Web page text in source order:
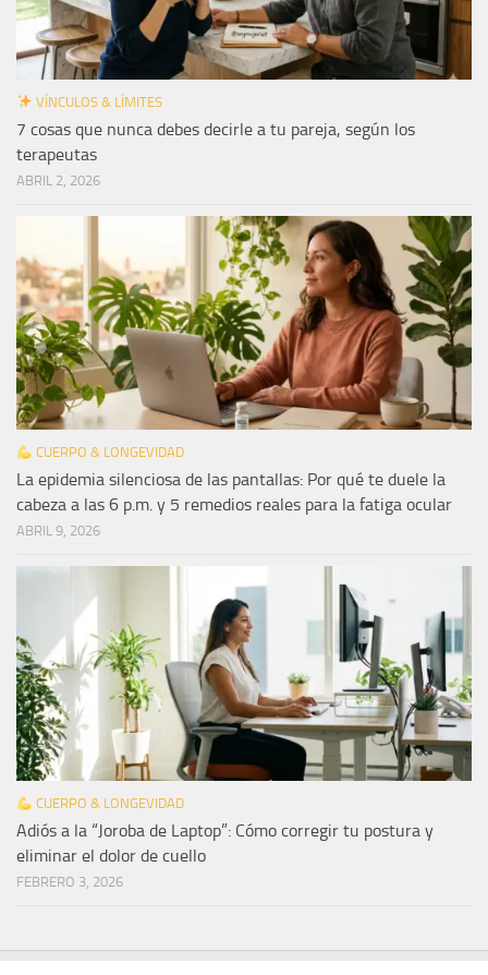
VÍNCULOS & LÍMITES
7 cosas que nunca debes decirle a tu pareja, según los
terapeutas
ABRIL 2, 2026
CUERPO & LONGEVIDAD
La epidemia silenciosa de las pantallas: Por qué te duele la
cabeza a las 6 p.m. y 5 remedios reales para la fatiga ocular
ABRIL 9, 2026
CUERPO & LONGEVIDAD
Adiós a la “Joroba de Laptop”: Cómo corregir tu postura y
eliminar el dolor de cuello
FEBRERO 3, 2026